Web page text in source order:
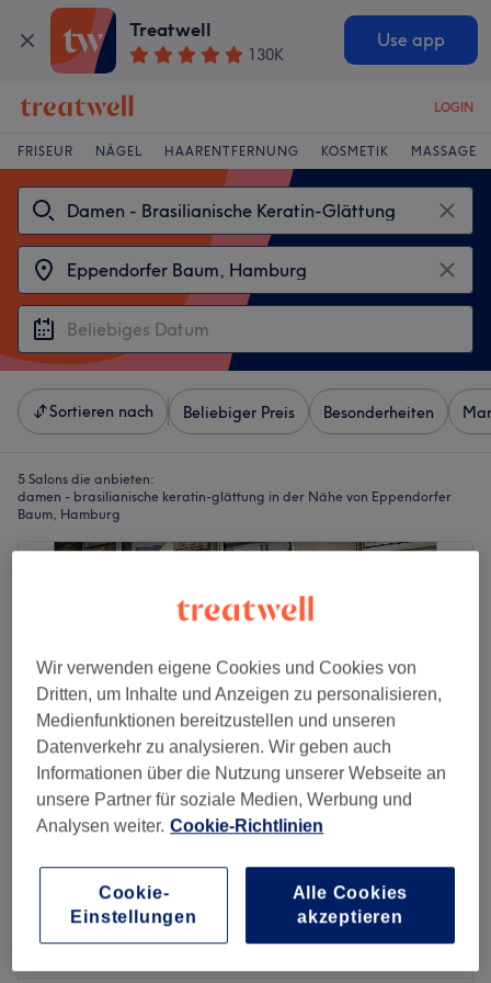
Treatwell
130K
Use app
LOGIN
FRISEUR NÄGEL HAARENTFERNUNG KOSMETIK MASSAGE
Sortieren nach Beliebiger Preis Besonderheiten
5 Salons die anbieten:
damen - brasilianische keratin-glättung in der Nähe von Eppendorfer
Baum, Hamburg
263 Bewertungen
Hoheluft, Hamburg
Auf Karte anzeigen
Damen - Haare glätten
30 €
Wir verwenden eigene Cookies und Cookies von
Dritten, um Inhalte und Anzeigen zu personalisieren,
Medienfunktionen bereitzustellen und unseren
Datenverkehr zu analysieren. Wir geben auch
Informationen über die Nutzung unserer Webseite an
unsere Partner für soziale Medien, Werbung und
Analysen weiter. Cookie-Richtlinien
Cookie-
Einstellungen
Alle Cookies
akzeptieren